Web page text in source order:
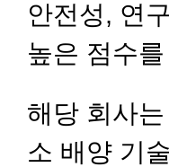
안전성, 연
높은 점수
해당 회사
소 배양 기